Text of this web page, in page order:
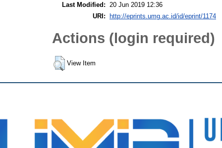
Last Modified:
20 Jun 2019 12:36
URI:
http://eprints.umg.ac.id/id/eprint/1174
Actions (login required)
View Item